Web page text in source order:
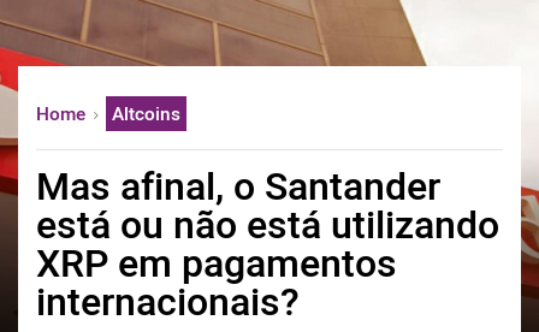
français
italiano
日本語
русский
한국어
العربية
ไทย
Home Altcoins
Mas afinal, o Santander
está ou não está utilizando
XRP em pagamentos
internacionais?